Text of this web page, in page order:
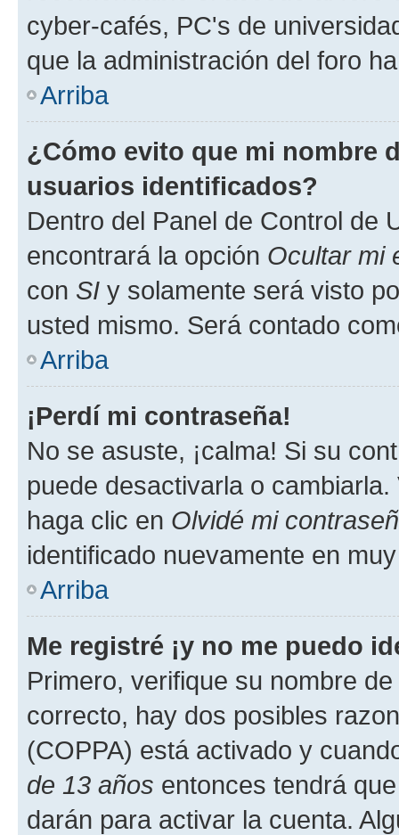
cyber-cafés, PC's de
que la administración del foro
Arriba
¿Cómo evito que mi nombre
usuarios identificados?
Dentro del Panel de Control de
encontrará la opción Ocultar mi
con SI y solamente será visto
usted mismo. Será contado
Arriba
¡Perdí mi contraseña!
No se asuste, ¡calma! Si su
puede desactivarla o
haga clic en Olvidé mi
identificado nuevamente en
Arriba
Me registré ¡y no me puedo
Primero, verifique su nombre
correcto, hay dos posibles
(COPPA) está activado y
de 13 años entonces tendrá
darán para activar la cuenta.